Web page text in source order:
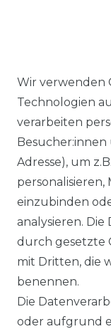
Wir verwenden
Technologien
verarbeiten
Besucher:innen
Adresse), um
einzubinden
analysieren.
durch gesetzte
mit Dritten, die
benennen.
Die
oder aufgrund